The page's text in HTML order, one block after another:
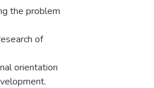
the problem
of
orientation